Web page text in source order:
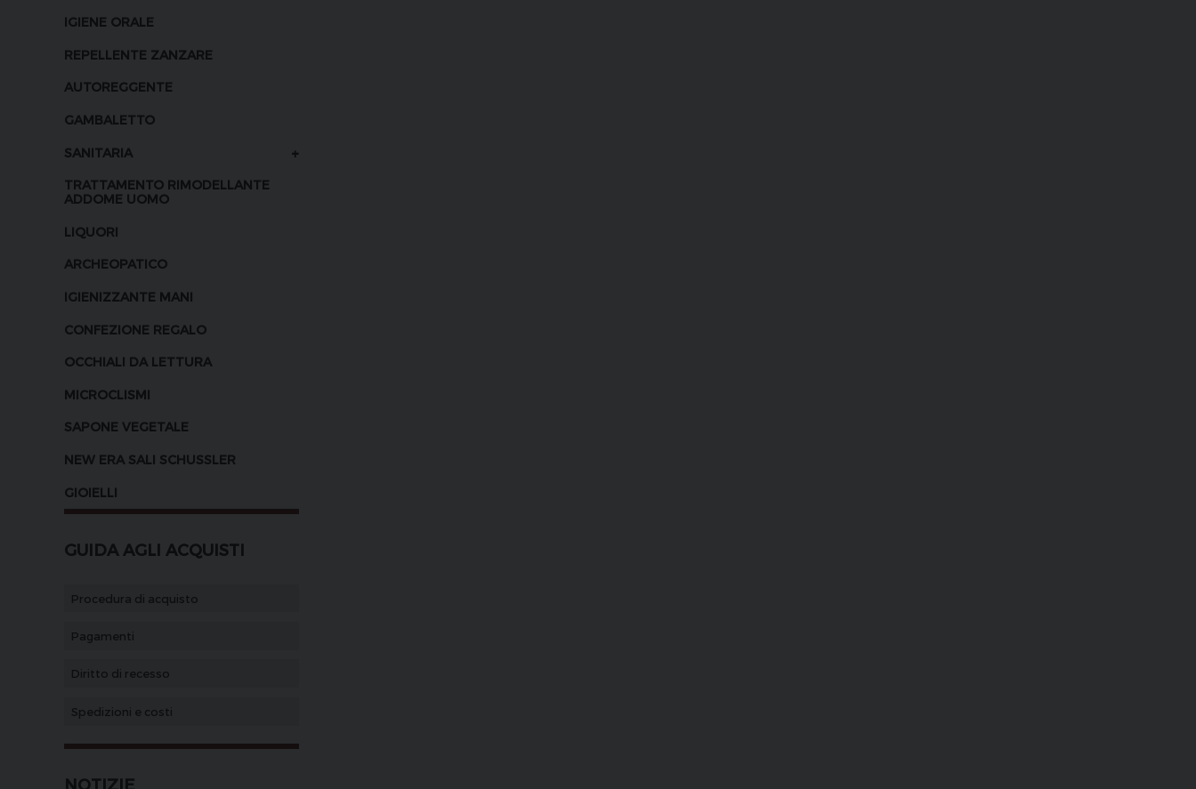
IGIENE ORALE
REPELLENTE ZANZARE
AUTOREGGENTE
GAMBALETTO
SANITARIA +
TRATTAMENTO RIMODELLANTE
ADDOME UOMO
LIQUORI
ARCHEOPATICO
IGIENIZZANTE MANI
CONFEZIONE REGALO
OCCHIALI DA LETTURA
MICROCLISMI
SAPONE VEGETALE
NEW ERA SALI SCHUSSLER
GIOIELLI
GUIDA AGLI ACQUISTI
Procedura di acquisto
Pagamenti
Diritto di recesso
Spedizioni e costi
NOTIZIE